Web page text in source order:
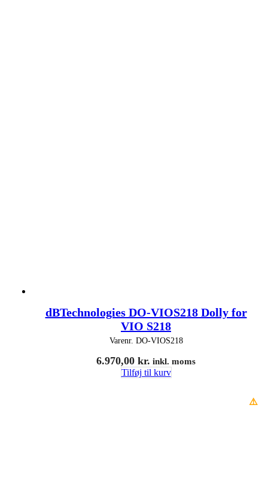
dBTechnologies DO-VIOS218 Dolly for
VIO S218
Varenr. DO-VIOS218
6.970,00 kr. inkl. moms
Tilføj til kurv
⚠️